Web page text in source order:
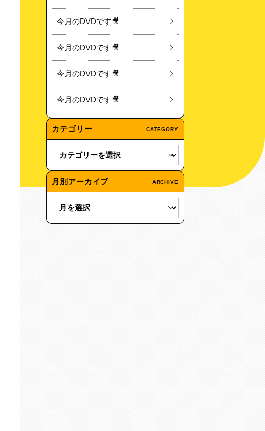
今月のDVDです🎥
今月のDVDです🎥
今月のDVDです🎥
今月のDVDです🎥
カテゴリー CATEGORY
月別アーカイブ ARCHIVE